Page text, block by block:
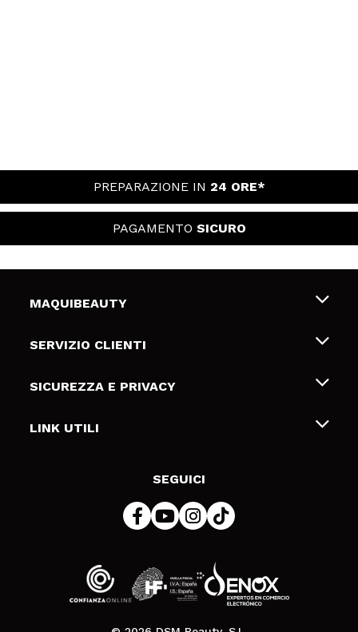
PREPARAZIONE IN 24 ORE*
PAGAMENTO SICURO
MAQUIBEAUTY
Chi siamo
Gift Cards
SERVIZIO CLIENTI
Spedizioni & Resi
Metodi di pagamamento
SICUREZZA E PRIVACY
Termini e condizioni
LINK UTILI
SEGUICI